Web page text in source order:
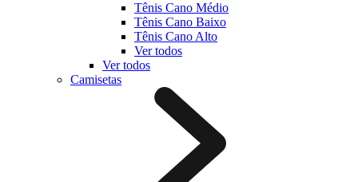
Tênis Cano Médio
Tênis Cano Baixo
Tênis Cano Alto
Ver todos
Ver todos
Camisetas